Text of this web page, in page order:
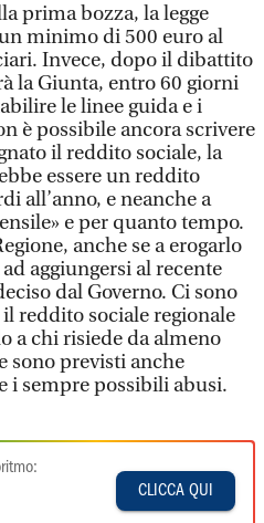
prima bozza, la legge
minimo di 500 euro al
Invece, dopo il dibattito
la Giunta, entro 60 giorni
le linee guida e i
è possibile ancora scrivere
il reddito sociale, la
essere un reddito
all’anno, e neanche a
e per quanto tempo.
anche se a erogarlo
aggiungersi al recente
dal Governo. Ci sono
reddito sociale regionale
a chi risiede da almeno
sono previsti anche
i sempre possibili abusi.
CLICCA QUI